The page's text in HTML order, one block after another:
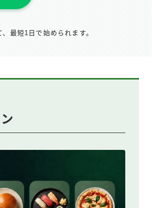
最短1日で始められます。